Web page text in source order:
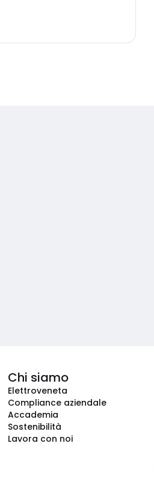
Chi siamo
Elettroveneta
Compliance aziendale
Accademia
Sostenibilità
Lavora con noi